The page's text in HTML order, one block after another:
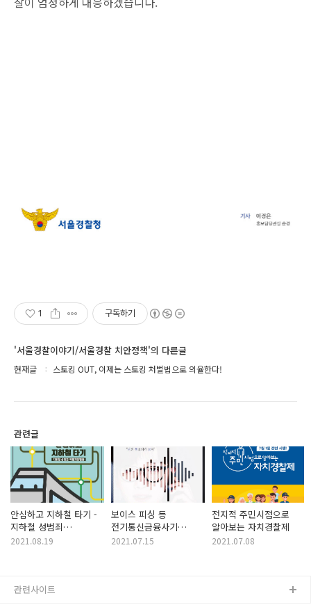
1 구독하기
'서울경찰이야기/서울경찰 치안정책'의 다른글
현재글 스토킹 OUT, 이제는 스토킹 처벌법으로 의율한다!
관련글
안심하고 지하철 타기 -
지하철 성범죄
특별치안활동
2021.08.19
보이스 피싱 등
전기통신금융사기
특별자수 · 신고기간 -
2021.07.15
전지적 주민시점으로
알아보는 자치경찰제
2021.07.08
관련사이트